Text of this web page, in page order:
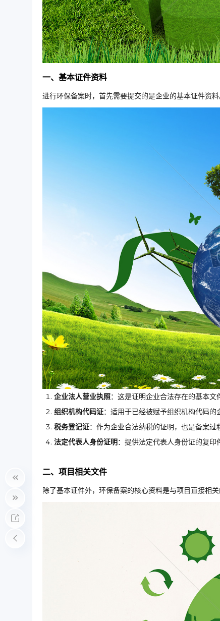
一、基本证件资料
进行环保备案时，首先需要提交的是企业的基本证件资料
企业法人营业执照：这是证明企业合法存在的基本文
组织机构代码证：适用于已经被赋予组织机构代码的
税务登记证：作为企业合法纳税的证明，也是备案过
法定代表人身份证明：提供法定代表人身份证的复印
二、项目相关文件
除了基本证件外，环保备案的核心资料是与项目直接相关